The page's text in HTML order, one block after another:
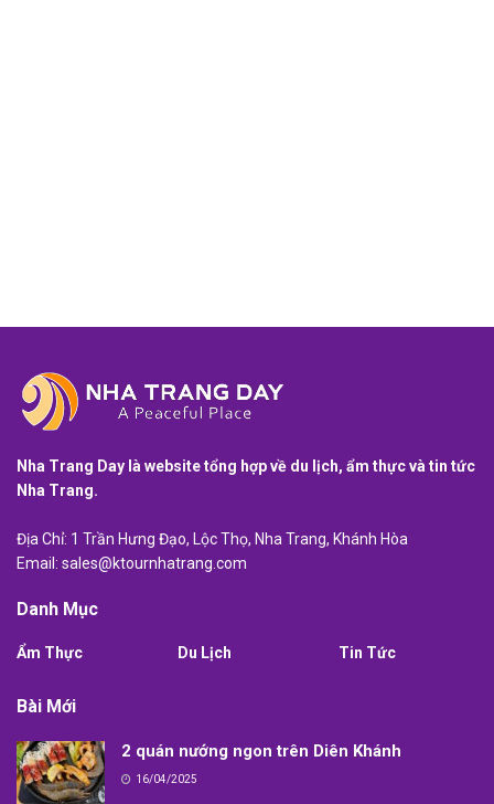
Nha Trang Day là website tổng hợp về du lịch, ẩm thực và tin tức
Nha Trang.
Địa Chỉ: 1 Trần Hưng Đạo, Lộc Thọ, Nha Trang, Khánh Hòa
Email: sales@ktournhatrang.com
Danh Mục
Ẩm Thực Du Lịch Tin Tức
Bài Mới
2 quán nướng ngon trên Diên Khánh
16/04/2025